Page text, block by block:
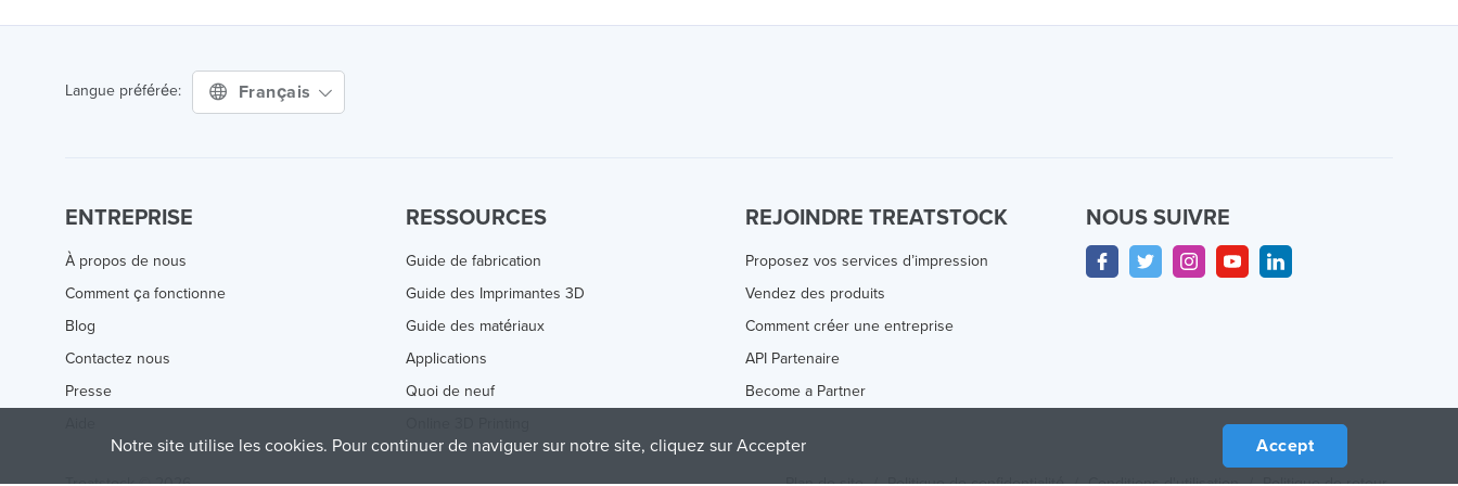
Langue préférée: Français
ENTREPRISE
À propos de nous
Comment ça fonctionne
Blog
Contactez nous
Presse
RESSOURCES
Guide de fabrication
Guide des Imprimantes 3D
Guide des matériaux
Applications
Quoi de neuf
REJOINDRE TREATSTOCK
Proposez vos services d’impression
Vendez des produits
Comment créer une entreprise
API Partenaire
Become a Partner
NOUS SUIVRE
Notre site utilise les cookies. Pour continuer de naviguer sur notre site, cliquez sur Accepter Accept